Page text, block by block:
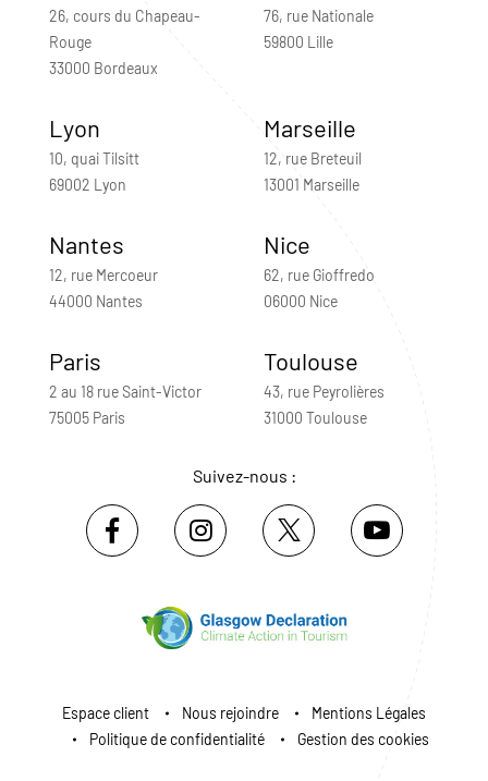
26, cours du Chapeau-
Rouge
33000 Bordeaux
76, rue Nationale
59800 Lille
Lyon
10, quai Tilsitt
69002 Lyon
Marseille
12, rue Breteuil
13001 Marseille
Nantes
12, rue Mercoeur
44000 Nantes
Nice
62, rue Gioffredo
06000 Nice
Paris
2 au 18 rue Saint-Victor
75005 Paris
Toulouse
43, rue Peyrolières
31000 Toulouse
Suivez-nous :
Espace client Nous rejoindre
Mentions Légales
Politique de confidentialité
Gestion des cookies